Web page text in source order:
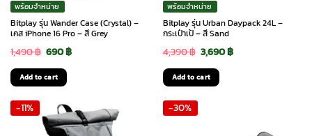
พร้อมจำหน่าย
Bitplay รุ่น Wander Case (Crystal) –
เคส iPhone 16 Pro – สี Grey
1,490฿ Original
price
was:
1,490 ฿.
690฿Current
690 ฿.
Add to cart
พร้อมจำหน่าย
Bitplay รุ่น Urban Daypack 24L –
กระเป๋าเป้ – สี Sand
4,390฿ Original
price
was:
3,690฿Current
Add to cart
-11% -30%